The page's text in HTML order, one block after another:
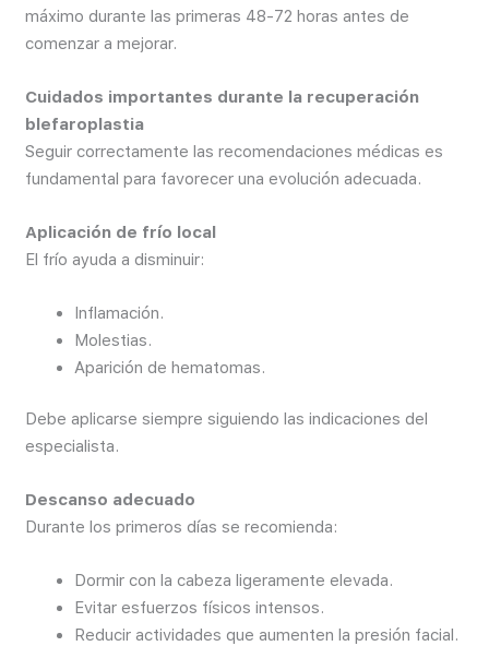
máximo durante las primeras 48-72 horas antes de
comenzar a mejorar.
Cuidados importantes durante la recuperación
blefaroplastia
Seguir correctamente las recomendaciones médicas es
fundamental para favorecer una evolución adecuada.
Aplicación de frío local
El frío ayuda a disminuir:
Inflamación.
Molestias.
Aparición de hematomas.
Debe aplicarse siempre siguiendo las indicaciones del
especialista.
Descanso adecuado
Durante los primeros días se recomienda:
Dormir con la cabeza ligeramente elevada.
Evitar esfuerzos físicos intensos.
Reducir actividades que aumenten la presión facial.